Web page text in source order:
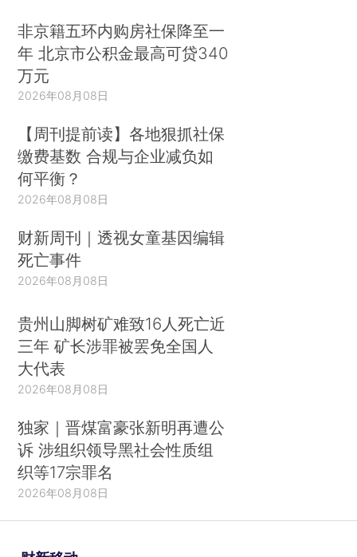
非京籍五环内购房社保降至一
年 北京市公积金最高可贷340
万元
2026年08月08日
【周刊提前读】各地狠抓社保
缴费基数 合规与企业减负如
何平衡？
2026年08月08日
财新周刊｜透视女童基因编辑
死亡事件
2026年08月08日
贵州山脚树矿难致16人死亡近
三年 矿长涉罪被罢免全国人
大代表
2026年08月08日
独家｜晋煤富豪张新明再遭公
诉 涉组织领导黑社会性质组
织等17宗罪名
2026年08月08日